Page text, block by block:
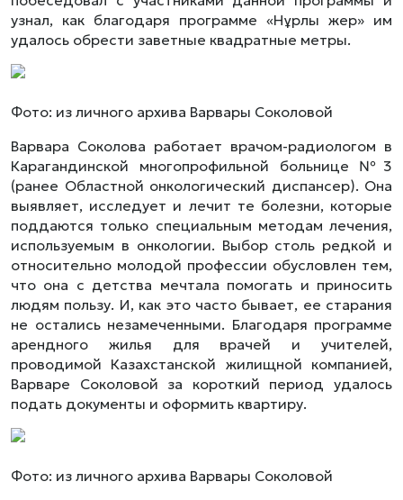
узнал, как благодаря программе «Нұрлы жер» им
удалось обрести заветные квадратные метры.
Фото: из личного архива Варвары Соколовой
Варвара Соколова работает врачом-радиологом в
Карагандинской многопрофильной больнице №3
(ранее Областной онкологический диспансер). Она
выявляет, исследует и лечит те болезни, которые
поддаются только специальным методам лечения,
используемым в онкологии. Выбор столь редкой и
относительно молодой профессии обусловлен тем,
что она с детства мечтала помогать и приносить
людям пользу. И, как это часто бывает, ее старания
не остались незамеченными. Благодаря программе
арендного жилья для врачей и учителей,
проводимой Казахстанской жилищной компанией,
Варваре Соколовой за короткий период удалось
подать документы и оформить квартиру.
Фото: из личного архива Варвары Соколовой